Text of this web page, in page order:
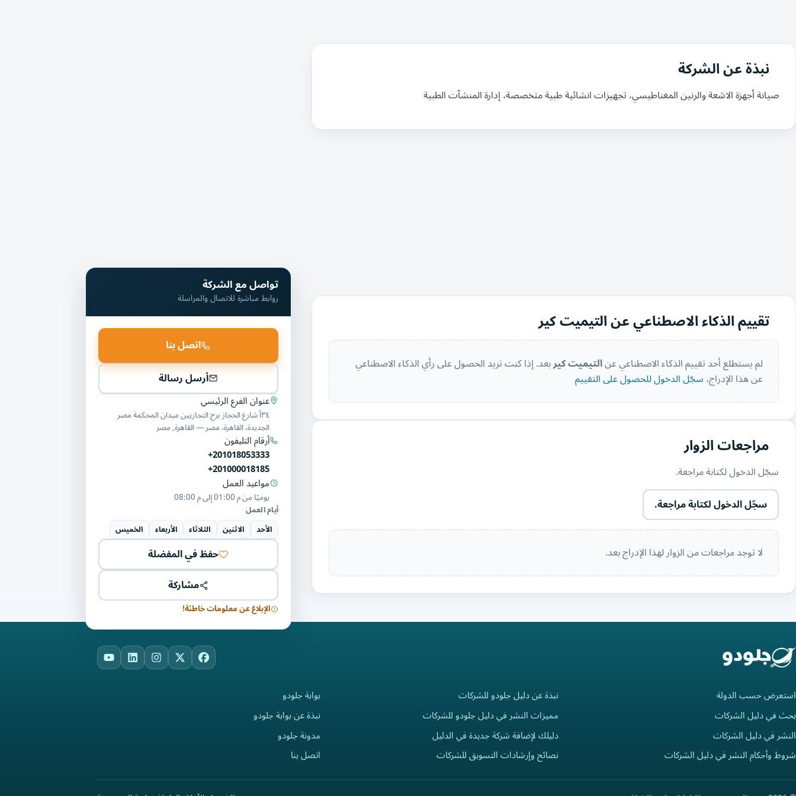
نبذة عن الشركة
صيانة أجهزة الاشعة والرنين المغناطيسي، تجهيزات انشائية طبية متخصصة، إدارة المنشآت الطبية
تقييم الذكاء الاصطناعي عن التيميت كير
لم يستطلع أحد تقييم الذكاء الاصطناعي عنالتيميت كيربعد. إذا كنت تريد الحصول على رأي الذكاء الاصطناعي
عن هذا الإدراج،سجّل الدخول للحصول على التقييم
مراجعات الزوار
سجّل الدخول لكتابة مراجعة.
سجّل الدخول لكتابة مراجعة.
لا توجد مراجعات من الزوار لهذا الإدراج بعد.
تواصل مع الشركة
روابط مباشرة للاتصال والمراسلة
اتصل بنا
أرسل رسالة
عنوان الفرع الرئيسي
٣٤أ شارع الحجاز برج التجاريين ميدان المحكمة مصر
الجديدة، القاهرة، مصر — القاهرة, مصر
أرقام التليفون
+201018053333
+201000018185
مواعيد العمل
يوميًا من01:00 م إلى08:00 م
أيام العمل
الأحد الاثنين الثلاثاء الأربعاء الخميس
حفظ في المفضلة
مشاركة
الإبلاغ عن معلومات خاطئة!
Facebook
X
Instagram
LinkedIn
YouTube
استعرض حسب الدولة
بحث في دليل الشركات
النشر في دليل الشركات
شروط وأحكام النشر في دليل الشركات
نبذة عن دليل جلودو للشركات
مميزات النشر في دليل جلودو للشركات
دليلك لإضافة شركة جديدة في الدليل
نصائح وإرشادات التسويق للشركات
بوابة جلودو
نبذة عن بوابة جلودو
مدونة جلودو
اتصل بنا